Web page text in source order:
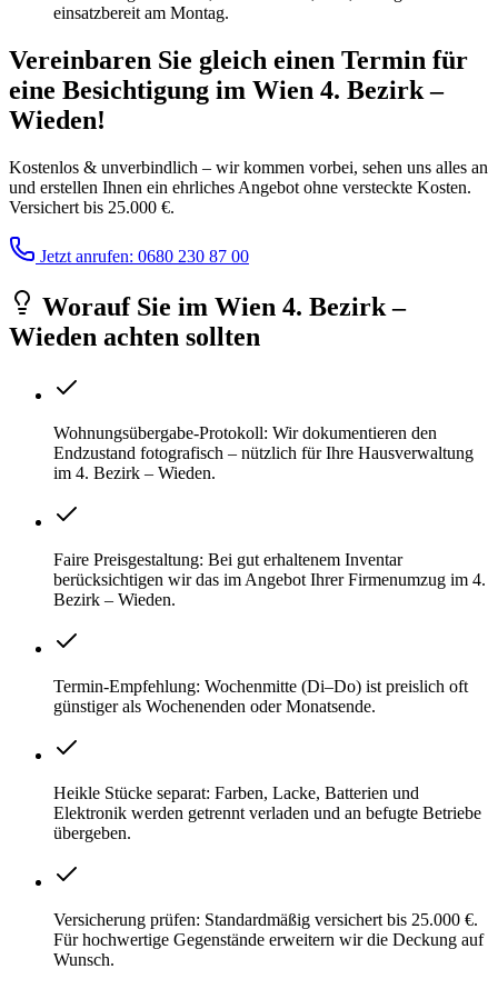
einsatzbereit am Montag.
Vereinbaren Sie gleich einen Termin für
eine Besichtigung im Wien 4. Bezirk –
Wieden!
Kostenlos & unverbindlich – wir kommen vorbei, sehen uns alles an
und erstellen Ihnen ein ehrliches Angebot ohne versteckte Kosten.
Versichert bis 25.000 €.
Jetzt anrufen: 0680 230 87 00
Worauf Sie im Wien 4. Bezirk –
Wieden achten sollten
Wohnungsübergabe-Protokoll: Wir dokumentieren den
Endzustand fotografisch – nützlich für Ihre Hausverwaltung
im 4. Bezirk – Wieden.
Faire Preisgestaltung: Bei gut erhaltenem Inventar
berücksichtigen wir das im Angebot Ihrer Firmenumzug im 4.
Bezirk – Wieden.
Termin-Empfehlung: Wochenmitte (Di–Do) ist preislich oft
günstiger als Wochenenden oder Monatsende.
Heikle Stücke separat: Farben, Lacke, Batterien und
Elektronik werden getrennt verladen und an befugte Betriebe
übergeben.
Versicherung prüfen: Standardmäßig versichert bis 25.000 €.
Für hochwertige Gegenstände erweitern wir die Deckung auf
Wunsch.